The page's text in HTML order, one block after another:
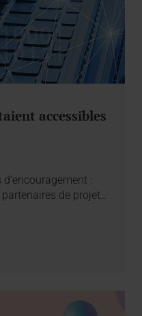
accessibles
:
de projet…